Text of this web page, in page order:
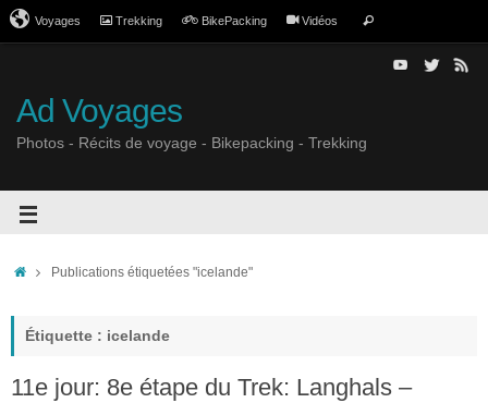
Voyages Trekking BikePacking Vidéos
Ad Voyages
Photos - Récits de voyage - Bikepacking - Trekking
Publications étiquetées "icelande"
Étiquette : icelande
11e jour: 8e étape du Trek: Langhals –